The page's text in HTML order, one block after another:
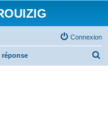
Connexion
réponse